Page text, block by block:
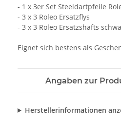
- 1 x 3er Set Steeldartpfeile
- 3 x 3 Roleo Ersatzflys
- 3 x 3 Roleo Ersatzshafts
Eignet sich bestens als
Angaben zur
Herstellerinformationen